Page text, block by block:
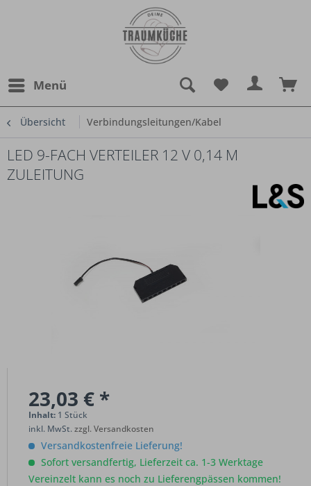
Menü
Übersicht Verbindungsleitungen/Kabel
LED 9-FACH VERTEILER 12 V 0,14 M
ZULEITUNG
23,03 € *
Inhalt: 1 Stück
inkl. MwSt.zzgl. Versandkosten
Versandkostenfreie Lieferung!
Sofort versandfertig, Lieferzeit ca. 1-3 Werktage
Vereinzelt kann es noch zu Lieferengpässen kommen!